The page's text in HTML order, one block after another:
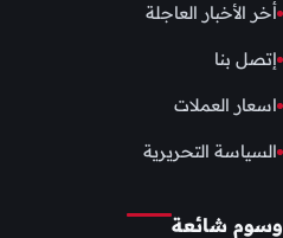
أخر الأخبار العاجلة
إتصل بنا
اسعار العملات
السياسة التحريرية
وسوم شائعة